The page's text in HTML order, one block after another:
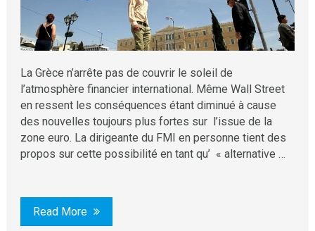
La Grèce n’arrête pas de couvrir le soleil de
l’atmosphère financier international. Même Wall Street
en ressent les conséquences étant diminué à cause
des nouvelles toujours plus fortes sur l’issue de la
zone euro. La dirigeante du FMI en personne tient des
propos sur cette possibilité en tant qu’ « alternative …
Read More